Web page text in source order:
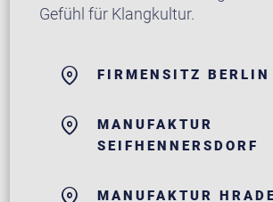
Gefühl für Klangkultur.
FIRMENSITZ BERLIN
MANUFAKTUR
SEIFHENNERSDORF
MANUFAKTUR